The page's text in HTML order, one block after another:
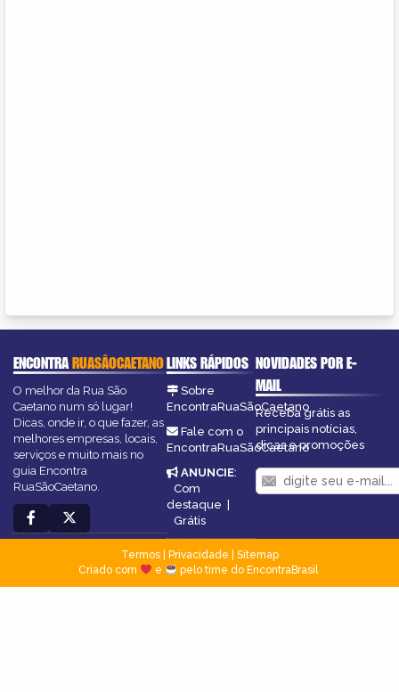
ENCONTRARUASÃOCAETANO
O melhor da Rua São
Caetano num só lugar!
Dicas, onde ir, o que fazer, as
melhores empresas, locais,
serviços e muito mais no
guia Encontra
RuaSãoCaetano.
LINKS RÁPIDOS
Sobre
EncontraRuaSãoCaetano
Fale com o
EncontraRuaSãoCaetano
ANUNCIE:
Com
destaque |
Grátis
NOVIDADES POR E-
MAIL
Receba grátis as
principais notícias,
dicas e promoções
Termos| Privacidade
Sitemap
Criado com
e pelo time do EncontraBrasil